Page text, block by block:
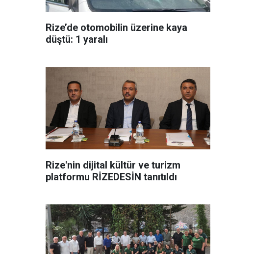
Rize’de otomobilin üzerine kaya
düştü: 1 yaralı
Rize'nin dijital kültür ve turizm
platformu RİZEDESİN tanıtıldı